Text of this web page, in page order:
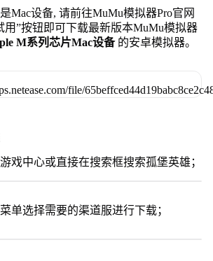
Mac设备, 请前往MuMu模拟器Pro官网
用”按钮即可下载最新版本MuMu模拟器
M系列芯片Mac设备 的安卓模拟器。
戏中心或直接在搜索框搜索孤堡英雄；
单选择需要的渠道服进行下载；